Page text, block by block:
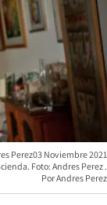
Perez03 Noviembre 2021
Foto: Andres Perez
Andres Perez